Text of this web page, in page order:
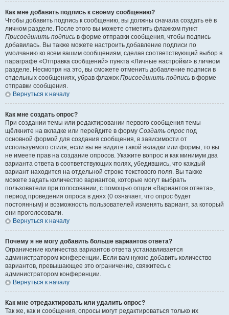
Как мне добавить подпись к своему сообщению?
Чтобы добавить подпись к сообщению, вы должны сначала создать её в
личном разделе. После этого вы можете отметить флажком пункт
Присоединить подпись в форме отправки сообщения, чтобы подпись
добавилась. Вы также можете настроить добавление подписи по
умолчанию ко всем вашим сообщениям, сделав соответствующий выбор в
параграфе «Отправка сообщений» пункта «Личные настройки» в личном
разделе. Несмотря на это, вы сможете отменить добавление подписи в
отдельных сообщениях, убрав флажок Присоединить подпись в форме
отправки сообщения.
Вернуться к началу
Как мне создать опрос?
При создании темы или редактировании первого сообщения темы
щёлкните на вкладке или перейдите в форму Создать опрос под
основной формой для создания сообщения, в зависимости от
используемого стиля; если вы не видите такой вкладки или формы, то вы
не имеете прав на создание опросов. Укажите вопрос и как минимум два
варианта ответа в соответствующих полях, убедившись, что каждый
вариант находится на отдельной строке текстового поля. Вы также
можете задать количество вариантов, которые могут выбрать
пользователи при голосовании, с помощью опции «Вариантов ответа»,
период проведения опроса в днях (0 означает, что опрос будет
постоянным) и возможность пользователей изменять вариант, за который
они проголосовали.
Вернуться к началу
Почему я не могу добавить больше вариантов ответа?
Ограничение количества вариантов ответа устанавливается
администратором конференции. Если вам нужно добавить количество
вариантов, превышающее это ограничение, свяжитесь с
администратором конференции.
Вернуться к началу
Как мне отредактировать или удалить опрос?
Так же, как и сообщения, опросы могут редактироваться только их